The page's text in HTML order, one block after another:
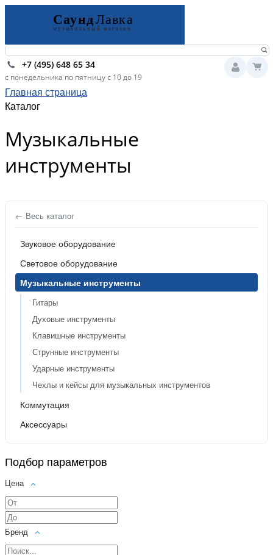
+7 (495) 648 65 34
с понедельника по пятницу с 10 до 19
Главная страница
Каталог
Музыкальные
инструменты
← Весь каталог
Звуковое оборудование
Световое оборудование
Музыкальные инструменты
Гитары
Духовые инструменты
Клавишные инструменты
Струнные инструменты
Ударные инструменты
Чехлы и кейсы для музыкальных инструментов
Коммутация
Аксессуары
Подбор параметров
Цена
Бренд